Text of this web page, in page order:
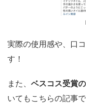
実際の使用感や、口
す！
また、 ベスコス受賞
いてもこちらの記事